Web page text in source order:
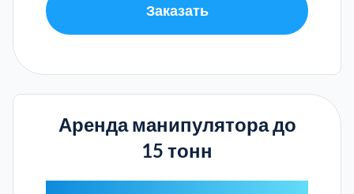
Заказать
Аренда манипулятора до
15 тонн